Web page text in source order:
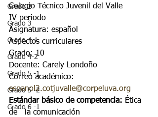
Grado 2
Grado 3
Grado 4-1
Grado 4-2
Grado 5 -1
Grado 5 -2
Grado 6 -1
Colegio Técnico Juvenil del Valle
IV periodo
Asignatura: español
Aspectos curriculares
Grado: 10
Docente: Carely Londoño
Correo académico:
espanol2.cotjuvalle@corpeluva.org
Estándar básico de competencia: Ética
de   la comunicación